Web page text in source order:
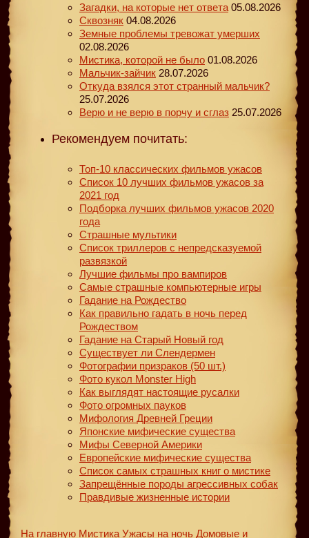
Загадки, на которые нет ответа 05.08.2026
Сквозняк 04.08.2026
Земные проблемы тревожат умерших
02.08.2026
Мистика, которой не было 01.08.2026
Мальчик-зайчик 28.07.2026
Откуда взялся этот странный мальчик?
25.07.2026
Верю и не верю в порчу и сглаз 25.07.2026
Рекомендуем почитать:
Топ-10 классических фильмов ужасов
Список 10 лучших фильмов ужасов за
2021 год
Подборка лучших фильмов ужасов 2020
года
Страшные мультики
Список триллеров с непредсказуемой
развязкой
Лучшие фильмы про вампиров
Самые страшные компьютерные игры
Гадание на Рождество
Как правильно гадать в ночь перед
Рождеством
Гадание на Старый Новый год
Существует ли Слендермен
Фотографии призраков (50 шт.)
Фото кукол Monster High
Как выглядят настоящие русалки
Фото огромных пауков
Мифология Древней Греции
Японские мифические существа
Мифы Северной Америки
Европейские мифические существа
Список самых страшных книг о мистике
Запрещённые породы агрессивных собак
Правдивые жизненные истории
На главную Мистика Ужасы на ночь Домовые и